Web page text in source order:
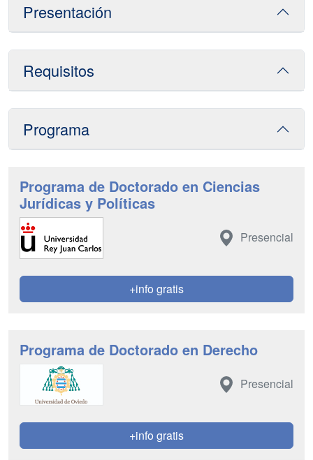
Presentación
Requisitos
Programa
Programa de Doctorado en Ciencias
Jurídicas y Políticas
Presencial
+info gratis
Programa de Doctorado en Derecho
Presencial
+info gratis